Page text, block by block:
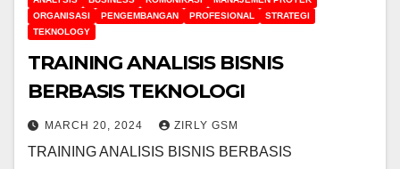
ORGANISASI
PENGEMBANGAN PROFESIONAL
STRATEGI
TEKNOLOGY
TRAINING ANALISIS BISNIS
BERBASIS TEKNOLOGI
MARCH 20, 2024 ZIRLY GSM
TRAINING ANALISIS BISNIS BERBASIS